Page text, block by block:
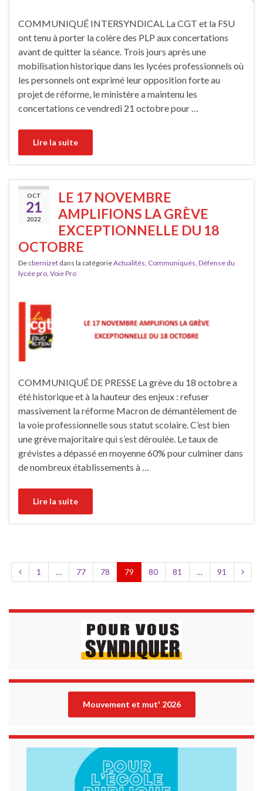
COMMUNIQUÉ INTERSYNDICAL La CGT et la FSU
ont tenu à porter la colère des PLP aux concertations
avant de quitter la séance. Trois jours après une
mobilisation historique dans les lycées professionnels où
les personnels ont exprimé leur opposition forte au
projet de réforme, le ministère a maintenu les
concertations ce vendredi 21 octobre pour …
Lire la suite
OCT
21
2022
LE 17 NOVEMBRE
AMPLIFIONS LA GRÈVE
EXCEPTIONNELLE DU 18
OCTOBRE
De cbernizet dans la catégorieActualités Communiqués Défense du
lycée pro Voie Pro
COMMUNIQUÉ DE PRESSE La grève du 18 octobre a
été historique et à la hauteur des enjeux : refuser
massivement la réforme Macron de démantèlement de
la voie professionnelle sous statut scolaire. C’est bien
une grève majoritaire qui s’est déroulée. Le taux de
grévistes a dépassé en moyenne 60% pour culminer dans
de nombreux établissements à …
Lire la suite
1 … 77 78 79 80 81 … 91
Mouvement et mut' 2026